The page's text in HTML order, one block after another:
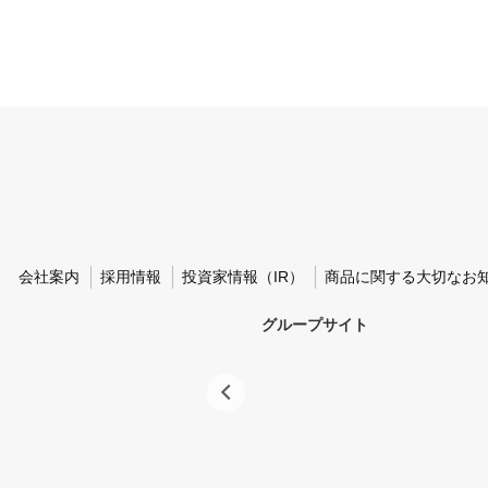
会社案内 採用情報 投資家情報（IR） 商品に関する大切なお
グループサイト